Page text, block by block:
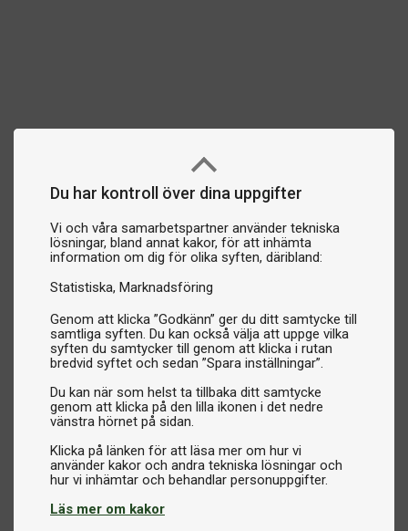
Du har kontroll över dina uppgifter
Vi och våra samarbetspartner använder tekniska
lösningar, bland annat kakor, för att inhämta
information om dig för olika syften, däribland:
Statistiska Marknadsföring
Genom att klicka ”Godkänn” ger du ditt samtycke till
samtliga syften. Du kan också välja att uppge vilka
syften du samtycker till genom att klicka i rutan
bredvid syftet och sedan ”Spara inställningar”.
Du kan när som helst ta tillbaka ditt samtycke
genom att klicka på den lilla ikonen i det nedre
vänstra hörnet på sidan.
Klicka på länken för att läsa mer om hur vi
använder kakor och andra tekniska lösningar och
Läs mer om kakor